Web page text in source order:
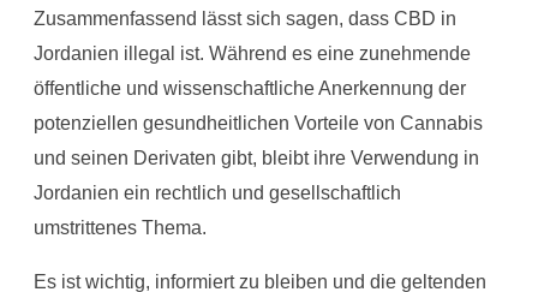
Zusammenfassend lässt sich sagen, dass CBD in
Jordanien illegal ist. Während es eine zunehmende
öffentliche und wissenschaftliche Anerkennung der
potenziellen gesundheitlichen Vorteile von Cannabis
und seinen Derivaten gibt, bleibt ihre Verwendung in
Jordanien ein rechtlich und gesellschaftlich
umstrittenes Thema.
Es ist wichtig, informiert zu bleiben und die geltenden